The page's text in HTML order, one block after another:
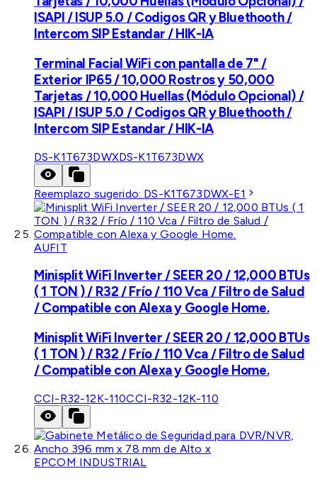
ISAPI / ISUP 5.0 / Codigos QR y Bluethooth /
Intercom SIP Estandar / HIK-IA
Terminal Facial WiFi con pantalla de 7" /
Exterior IP65 / 10,000 Rostros y 50,000
Tarjetas / 10,000 Huellas (Módulo Opcional) /
ISAPI / ISUP 5.0 / Codigos QR y Bluethooth /
Intercom SIP Estandar / HIK-IA
DS-K1T673DWXDS-K1T673DWX
Reemplazo sugerido: DS-K1T673DWX-E1
AUFIT
Minisplit WiFi Inverter / SEER 20 / 12,000 BTUs
( 1 TON ) / R32 / Frío / 110 Vca / Filtro de Salud
/ Compatible con Alexa y Google Home.
Minisplit WiFi Inverter / SEER 20 / 12,000 BTUs
( 1 TON ) / R32 / Frío / 110 Vca / Filtro de Salud
/ Compatible con Alexa y Google Home.
CCI-R32-12K-110CCI-R32-12K-110
EPCOM INDUSTRIAL